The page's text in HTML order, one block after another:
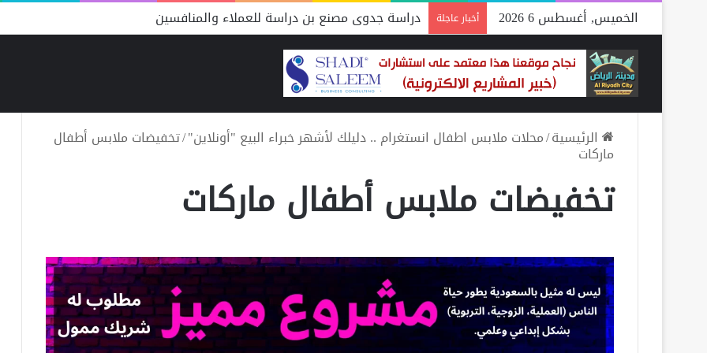
الخميس, أغسطس 6 2026 أخبار عاجلة دراسة جدوى مصنع بن دراسة للعملاء والمنافسين
الرئيسية/محلات ملابس اطفال انستغرام .. دليلك لأشهر خبراء البيع "أونلاين"/تخفيضات ملابس أطفال
ماركات
تخفيضات ملابس أطفال ماركات